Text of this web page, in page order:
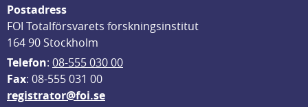
Postadress
FOI Totalförsvarets forskningsinstitut
164 90 Stockholm
Telefon: 08-555 030 00
Fax: 08-555 031 00
registrator@foi.se